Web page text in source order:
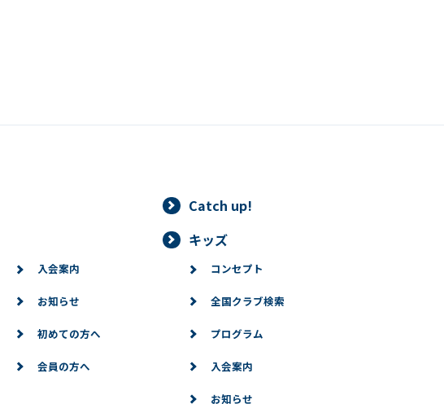
fully understand this before using
Automatic translation start
Catch up!
入会案内
お知らせ
初めての方へ
会員の方へ
キッズ
コンセプト
全国クラブ検索
プログラム
入会案内
お知らせ